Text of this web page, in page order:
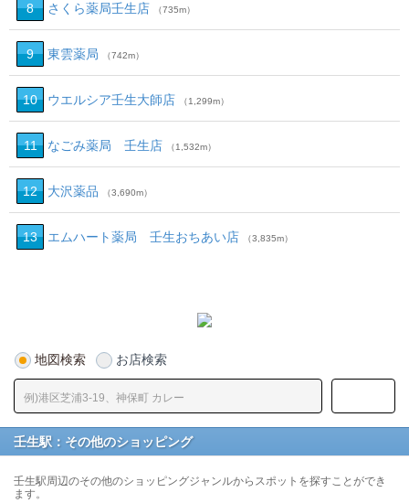
8 さくら薬局壬生店 （735m）
9 東雲薬局 （742m）
10 ウエルシア壬生大師店 （1,299m）
11 なごみ薬局 壬生店 （1,532m）
12 大沢薬品 （3,690m）
13 エムハート薬局 壬生おちあい店 （3,835m）
地図検索 お店検索
壬生駅：その他のショッピング
壬生駅周辺のその他のショッピングジャンルからスポットを探すことができ
ます。